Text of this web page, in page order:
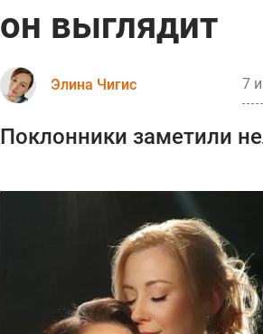
он выглядит
Элина Чигис 7
Поклонники заметили